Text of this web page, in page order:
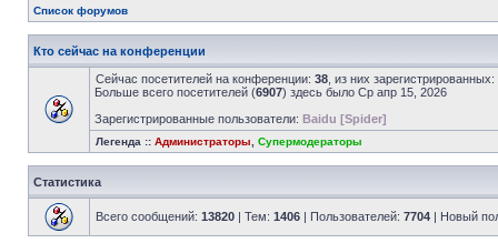
Список форумов
Кто сейчас на конференции
Сейчас посетителей на конференции: 38 , из них
Больше всего посетителей (6907) здесь было Ср апр 15, 2026
Зарегистрированные пользователи: Baidu [Spider]
Легенда :: Администраторы Супермодераторы
Статистика
Всего сообщений: 13820 | Тем: 1406 | Пользователей: 7704 | Новый